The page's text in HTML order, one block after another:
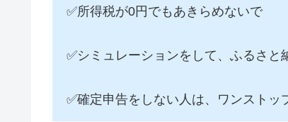
✅所得税が0円でもあきらめないで
✅シミュレーションをして、ふるさと
✅確定申告をしない人は、ワンスト